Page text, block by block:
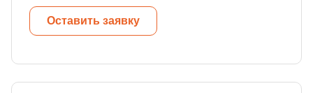
Оставить заявку